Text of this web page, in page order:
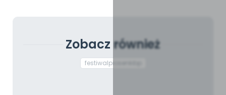
Zobacz również
festiwalpiosenkibp